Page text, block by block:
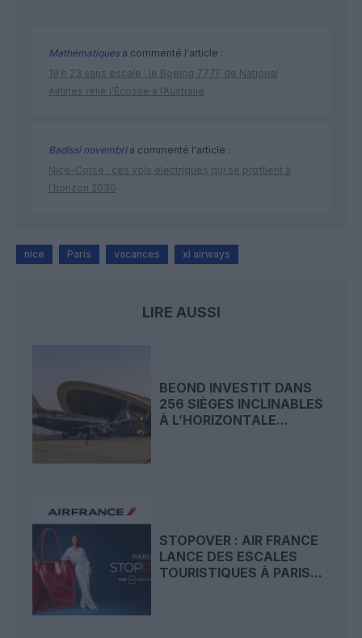
Mathématiquesa commenté l'article :
19 h 23 sans escale : le Boeing 777F de National
Airlines relie l’Écosse à l’Australie
Badissi novembria commenté l'article :
Nice–Corse : ces vols électriques qui se profilent à
l’horizon 2030
nice Paris vacances xl airways
LIRE AUSSI
BEOND INVESTIT DANS
256 SIÈGES INCLINABLES
À L’HORIZONTALE...
STOPOVER : AIR FRANCE
LANCE DES ESCALES
TOURISTIQUES À PARIS...